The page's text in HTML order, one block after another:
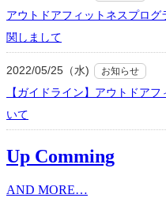
アウトドアフィットネスプロ
関しまして
2022/05/25（水) お知らせ
【ガイドライン】アウトドア
いて
Up Comming
AND MORE…